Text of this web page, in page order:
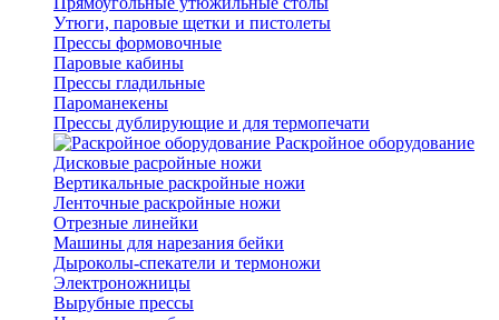
Утюги, паровые щетки и пистолеты
Прессы формовочные
Паровые кабины
Прессы гладильные
Пароманекены
Прессы дублирующие и для термопечати
Раскройное оборудование
Дисковые расройные ножи
Вертикальные раскройные ножи
Ленточные раскройные ножи
Отрезные линейки
Машины для нарезания бейки
Дыроколы-спекатели и термоножи
Электроножницы
Вырубные прессы